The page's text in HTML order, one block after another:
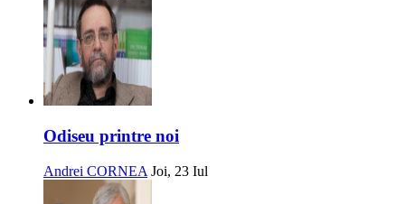
Odiseu printre noi
Andrei CORNEA Joi, 23 Iul